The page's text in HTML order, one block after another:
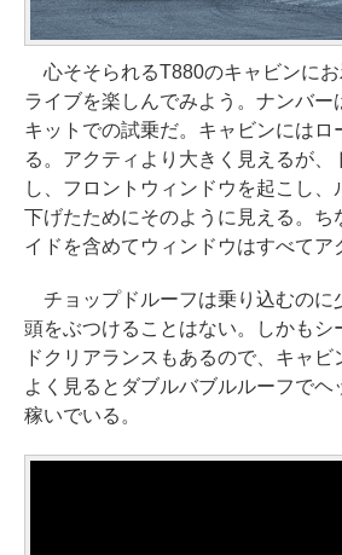
心そそられるT880のキャビンにお
ライブを楽しんでみよう。ナンバー
キットでの試乗だ。キャビンにはロ
る。アクティより大きく見えるが、
し、フロントウィンドウを起こし、
下げたためにそのように見える。ち
イドを含めてウィンドウはすべてア
チョップドルーフは乗り込むのに
頭をぶつけることはない。しかもシ
ドクリアランスもあるので、キャビ
よく見るとダブルバブルルーフでヘ
稼いでいる。